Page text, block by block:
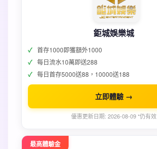
鉅城娛樂城
首存1000即獲額外1000
每日流水10萬即送288
每日首存5000送88，10000送188
立即體驗 →
優惠更新日期: 2026-08-09 *仍有效
最高體驗金